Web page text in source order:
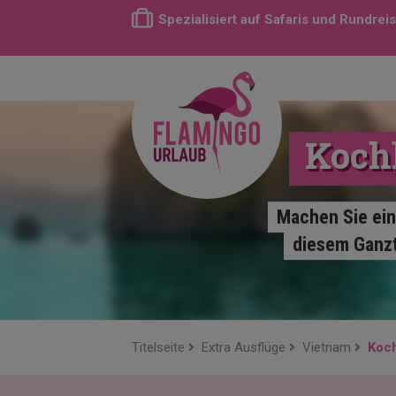
Spezialisiert auf Safaris und
Machen Sie
diesem
Titelseite Extra Ausflüge Vietnam